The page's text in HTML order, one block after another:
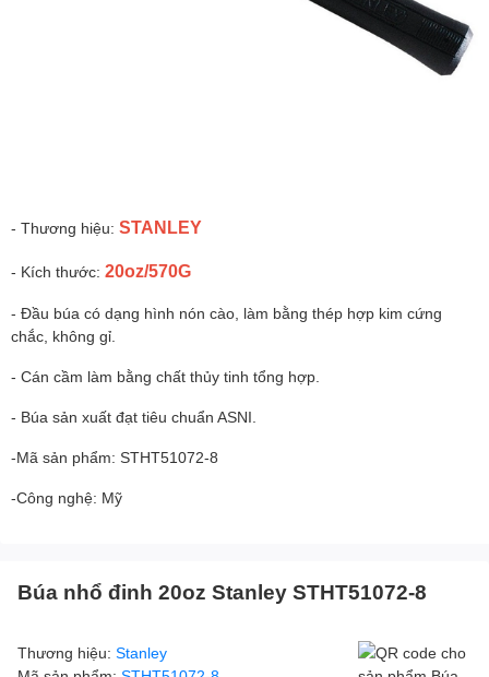
- Thương hiệu: STANLEY
- Kích thước: 20oz/570G
- Đầu búa có dạng hình nón cào, làm bằng thép hợp kim cứng
chắc, không gỉ.
- Cán cầm làm bằng chất thủy tinh tổng hợp.
- Búa sản xuất đạt tiêu chuẩn ASNI.
-Mã sản phẩm: STHT51072-8
-Công nghệ: Mỹ
Búa nhổ đinh 20oz Stanley STHT51072-8
Thương hiệu: Stanley